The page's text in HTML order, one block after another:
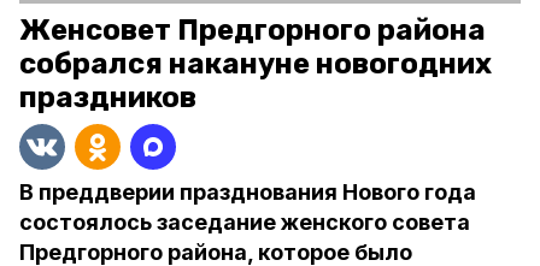
Женсовет Предгорного района
собрался накануне новогодних
праздников
В преддверии празднования Нового года
состоялось заседание женского совета
Предгорного района, которое было